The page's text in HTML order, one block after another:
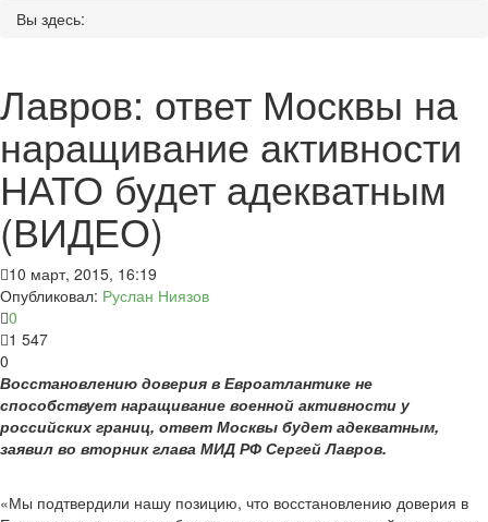
Вы здесь:
Лавров: ответ Москвы на
наращивание активности
НАТО будет адекватным
(ВИДЕО)
10 март, 2015, 16:19
Опубликовал: Руслан Ниязов
0
1 547
0
Восстановлению доверия в Евроатлантике не
способствует наращивание военной активности у
российских границ, ответ Москвы будет адекватным,
заявил во вторник глава МИД РФ Сергей Лавров.
«Мы подтвердили нашу позицию, что восстановлению доверия в